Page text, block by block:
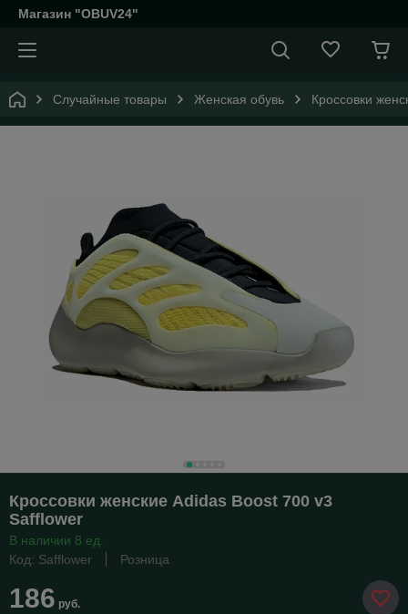
Магазин "OBUV24"
Случайные товары Женская обувь Кроссовки
Кроссовки женские Adidas Boost 700 v3
Safflower
В наличии 8 ед.
Код: Safflower
Розница
186 руб.